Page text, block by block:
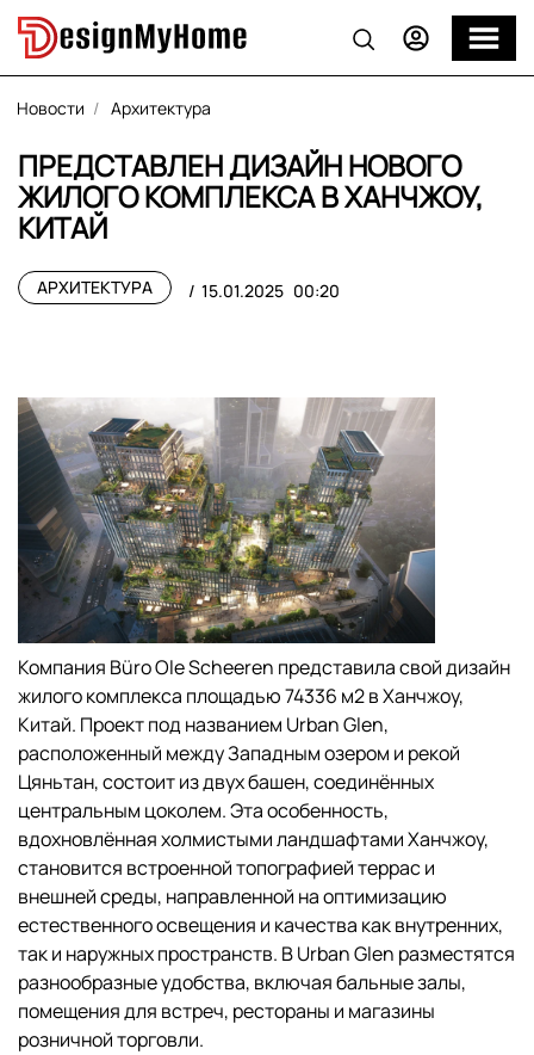
Новости Архитектура
ПРЕДСТАВЛЕН ДИЗАЙН НОВОГО
ЖИЛОГО КОМПЛЕКСА В ХАНЧЖОУ,
КИТАЙ
АРХИТЕКТУРА 15.01.2025 00:20
Компания Büro Ole Scheeren представила свой дизайн
жилого комплекса площадью 74336 м2 в Ханчжоу,
Китай. Проект под названием Urban Glen,
расположенный между Западным озером и рекой
Цяньтан, состоит из двух башен, соединённых
центральным цоколем. Эта особенность,
вдохновлённая холмистыми ландшафтами Ханчжоу,
становится встроенной топографией террас и
внешней среды, направленной на оптимизацию
естественного освещения и качества как внутренних,
так и наружных пространств. В Urban Glen разместятся
разнообразные удобства, включая бальные залы,
помещения для встреч, рестораны и магазины
розничной торговли.